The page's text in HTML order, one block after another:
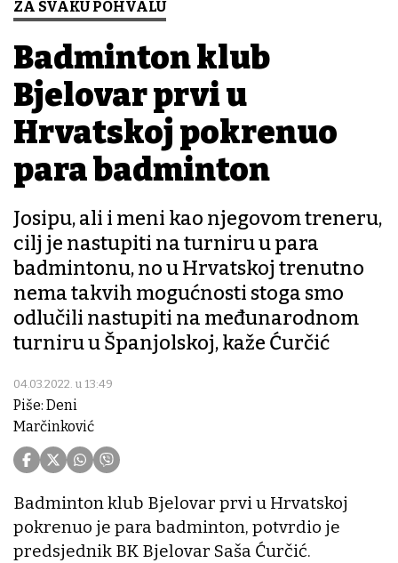
ZA SVAKU POHVALU
Badminton klub
Bjelovar prvi u
Hrvatskoj pokrenuo
para badminton
Josipu, ali i meni kao njegovom treneru,
cilj je nastupiti na turniru u para
badmintonu, no u Hrvatskoj trenutno
nema takvih mogućnosti stoga smo
odlučili nastupiti na međunarodnom
turniru u Španjolskoj, kaže Ćurčić
04.03.2022. u 13:49
Piše: Deni
Marčinković
Badminton klub Bjelovar prvi u Hrvatskoj
pokrenuo je para badminton, potvrdio je
predsjednik BK Bjelovar Saša Ćurčić.